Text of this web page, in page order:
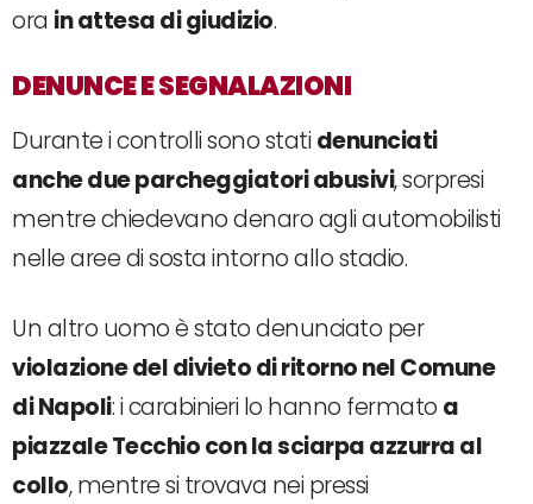
ora in attesa di giudizio.
DENUNCE E SEGNALAZIONI
Durante i controlli sono stati denunciati
anche due parcheggiatori abusivi, sorpresi
mentre chiedevano denaro agli automobilisti
nelle aree di sosta intorno allo stadio.
Un altro uomo è stato denunciato per
violazione del divieto di ritorno nel Comune
di Napoli: i carabinieri lo hanno fermato a
piazzale Tecchio con la sciarpa azzurra al
collo, mentre si trovava nei pressi